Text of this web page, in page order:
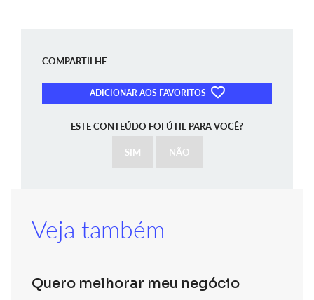
COMPARTILHE
ADICIONAR AOS FAVORITOS
ESTE CONTEÚDO FOI ÚTIL PARA VOCÊ?
SIM NÃO
Veja também
Quero melhorar meu negócio